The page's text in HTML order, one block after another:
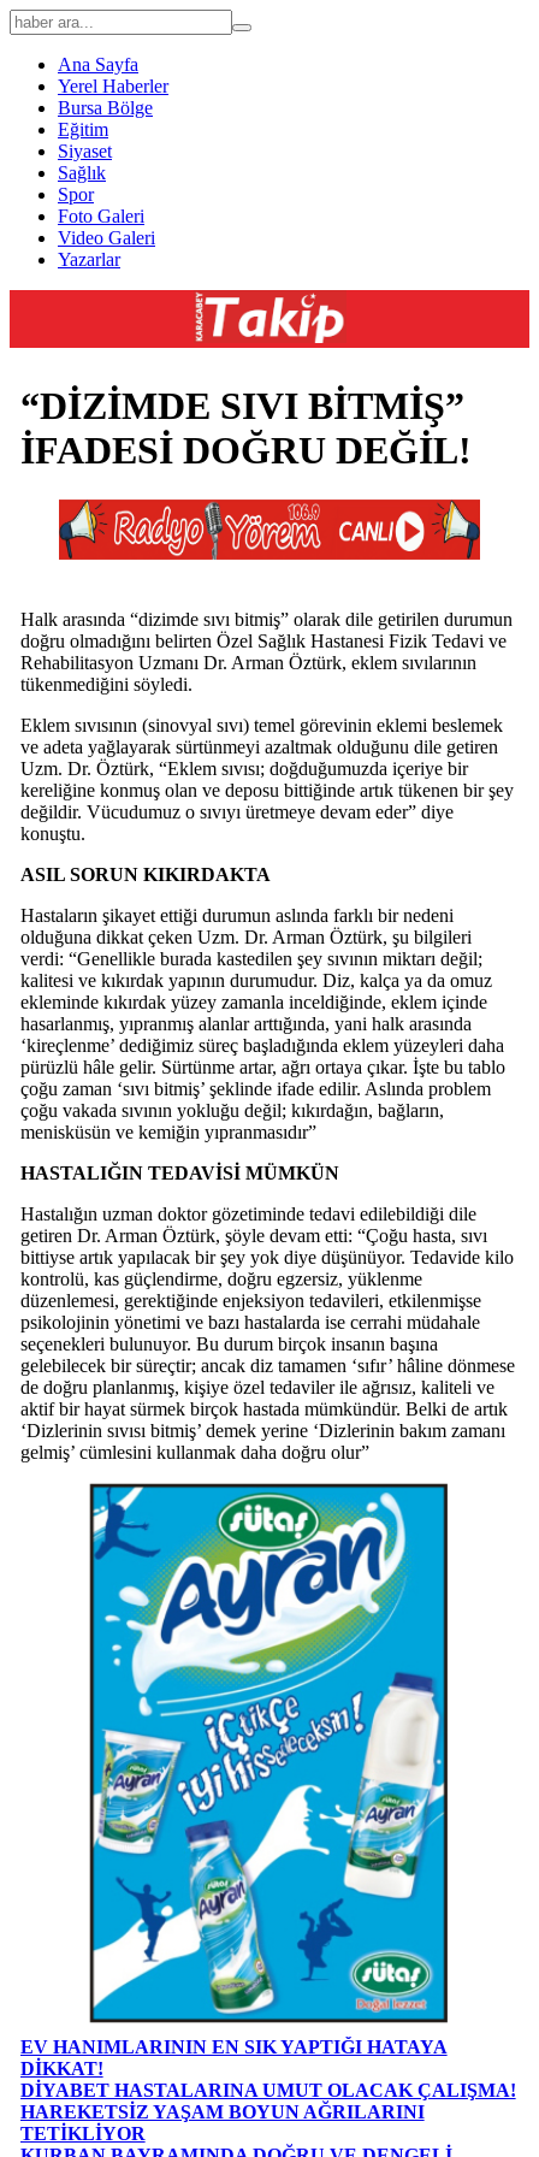
Ana Sayfa
Yerel Haberler
Bursa Bölge
Eğitim
Siyaset
Sağlık
Spor
Foto Galeri
Video Galeri
Yazarlar
“DİZİMDE SIVI BİTMİŞ”
İFADESİ DOĞRU DEĞİL!
Halk arasında “dizimde sıvı bitmiş” olarak dile getirilen durumun
doğru olmadığını belirten Özel Sağlık Hastanesi Fizik Tedavi ve
Rehabilitasyon Uzmanı Dr. Arman Öztürk, eklem sıvılarının
tükenmediğini söyledi.
Eklem sıvısının (sinovyal sıvı) temel görevinin eklemi beslemek
ve adeta yağlayarak sürtünmeyi azaltmak olduğunu dile getiren
Uzm. Dr. Öztürk, “Eklem sıvısı; doğduğumuzda içeriye bir
kereliğine konmuş olan ve deposu bittiğinde artık tükenen bir şey
değildir. Vücudumuz o sıvıyı üretmeye devam eder” diye
konuştu.
ASIL SORUN KIKIRDAKTA
Hastaların şikayet ettiği durumun aslında farklı bir nedeni
olduğuna dikkat çeken Uzm. Dr. Arman Öztürk, şu bilgileri
verdi: “Genellikle burada kastedilen şey sıvının miktarı değil;
kalitesi ve kıkırdak yapının durumudur. Diz, kalça ya da omuz
ekleminde kıkırdak yüzey zamanla inceldiğinde, eklem içinde
hasarlanmış, yıpranmış alanlar arttığında, yani halk arasında
‘kireçlenme’ dediğimiz süreç başladığında eklem yüzeyleri daha
pürüzlü hâle gelir. Sürtünme artar, ağrı ortaya çıkar. İşte bu tablo
çoğu zaman ‘sıvı bitmiş’ şeklinde ifade edilir. Aslında problem
çoğu vakada sıvının yokluğu değil; kıkırdağın, bağların,
menisküsün ve kemiğin yıpranmasıdır”
HASTALIĞIN TEDAVİSİ MÜMKÜN
Hastalığın uzman doktor gözetiminde tedavi edilebildiği dile
getiren Dr. Arman Öztürk, şöyle devam etti: “Çoğu hasta, sıvı
bittiyse artık yapılacak bir şey yok diye düşünüyor. Tedavide kilo
kontrolü, kas güçlendirme, doğru egzersiz, yüklenme
düzenlemesi, gerektiğinde enjeksiyon tedavileri, etkilenmişse
psikolojinin yönetimi ve bazı hastalarda ise cerrahi müdahale
seçenekleri bulunuyor. Bu durum birçok insanın başına
gelebilecek bir süreçtir; ancak diz tamamen ‘sıfır’ hâline dönmese
de doğru planlanmış, kişiye özel tedaviler ile ağrısız, kaliteli ve
aktif bir hayat sürmek birçok hastada mümkündür. Belki de artık
‘Dizlerinin sıvısı bitmiş’ demek yerine ‘Dizlerinin bakım zamanı
gelmiş’ cümlesini kullanmak daha doğru olur”
EV HANIMLARININ EN SIK YAPTIĞI HATAYA
DİKKAT!
DİYABET HASTALARINA UMUT OLACAK ÇALIŞMA!
HAREKETSİZ YAŞAM BOYUN AĞRILARINI
TETİKLİYOR